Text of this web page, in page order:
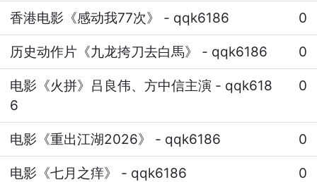
香港电影《感动我77次》 - qqk6186 0
历史动作片《九龙挎刀去白馬》 - qqk6186 0
电影《火拼》吕良伟、方中信主演 - qqk618
6
0
电影《重出江湖2026》 - qqk6186 0
电影《七月之痒》 - qqk6186 0